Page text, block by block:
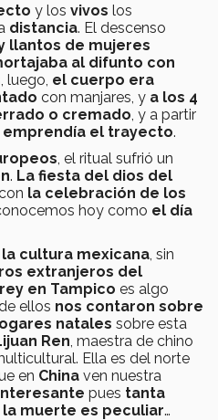
y los vivos los
distancia. El descenso
llantos de mujeres
al difunto con
, luego, el cuerpo era
con manjares, y a los 4
o cremado , y a partir
emprendía el trayecto.
, el ritual sufrió un
. La fiesta del dios del
la celebración de los
hoy como el día
cultura mexicana , sin
extranjeros del
en Tampico es algo
ellos nos contaron sobre
natales sobre esta
Ren , maestra de chino
Ella es del norte
en China ven nuestra
pues tanta
muerte es peculiar…